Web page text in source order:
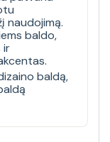
naudojimą.
baldo,
ir
baldą,